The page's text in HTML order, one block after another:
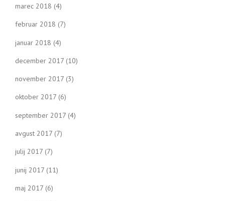
marec 2018 (4)
februar 2018 (7)
januar 2018 (4)
december 2017 (10)
november 2017 (3)
oktober 2017 (6)
september 2017 (4)
avgust 2017 (7)
julij 2017 (7)
junij 2017 (11)
maj 2017 (6)